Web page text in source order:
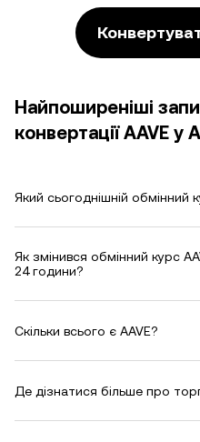
Найпоширеніші
конвертації AAVE у
Який сьогоднішній обмінний
Як змінився обмінний курс
24 години?
Скільки всього є AAVE?
Де дізнатися більше про